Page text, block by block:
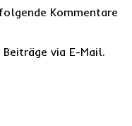
Kommentare
via E-Mail.